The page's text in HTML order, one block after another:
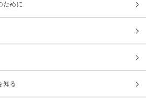
ために
知る